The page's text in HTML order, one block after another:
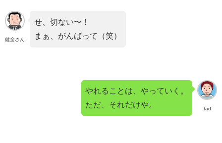
健全さん
せ、切ない〜！
まぁ、がんばって（笑）
tad
やれることは、やっていく。
ただ、それだけや。